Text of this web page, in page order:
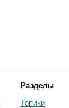
Разделы
Топики